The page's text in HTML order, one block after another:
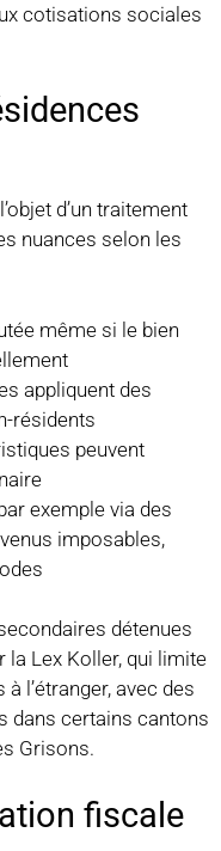
cotisations sociales
d’un traitement
nuances selon les
même si le bien
appliquent des
résidents
peuvent
exemple via des
imposables,
détenues
la Lex Koller, qui limite
l’étranger, avec des
dans certains cantons
Grisons.
fiscale